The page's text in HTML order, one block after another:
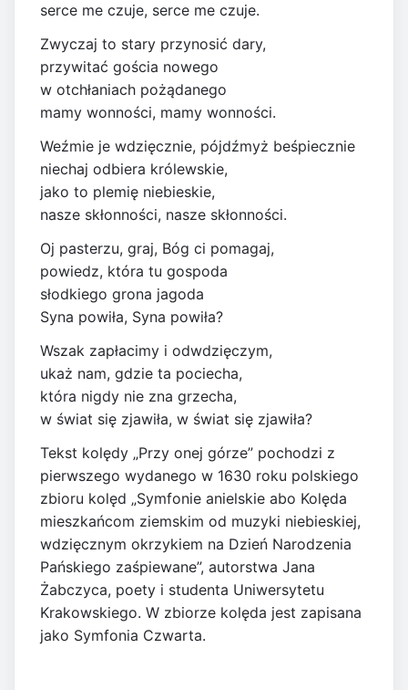
serce me czuje, serce me czuje.
Zwyczaj to stary przynosić dary,
przywitać gościa nowego
w otchłaniach pożądanego
mamy wonności, mamy wonności.
Weźmie je wdzięcznie, pójdźmyż beśpiecznie
niechaj odbiera królewskie,
jako to plemię niebieskie,
nasze skłonności, nasze skłonności.
Oj pasterzu, graj, Bóg ci pomagaj,
powiedz, która tu gospoda
słodkiego grona jagoda
Syna powiła, Syna powiła?
Wszak zapłacimy i odwdzięczym,
ukaż nam, gdzie ta pociecha,
która nigdy nie zna grzecha,
w świat się zjawiła, w świat się zjawiła?
Tekst kolędy „Przy onej górze” pochodzi z
pierwszego wydanego w 1630 roku polskiego
zbioru kolęd „Symfonie anielskie abo Kolęda
mieszkańcom ziemskim od muzyki niebieskiej,
wdzięcznym okrzykiem na Dzień Narodzenia
Pańskiego zaśpiewane”, autorstwa Jana
Żabczyca, poety i studenta Uniwersytetu
Krakowskiego. W zbiorze kolęda jest zapisana
jako Symfonia Czwarta.